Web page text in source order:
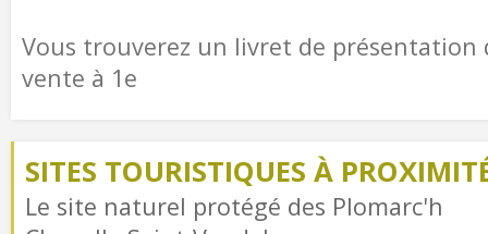
Vous trouverez un livret de présentation
vente à 1e
SITES TOURISTIQUES À
Le site naturel protégé des Plomarc'h